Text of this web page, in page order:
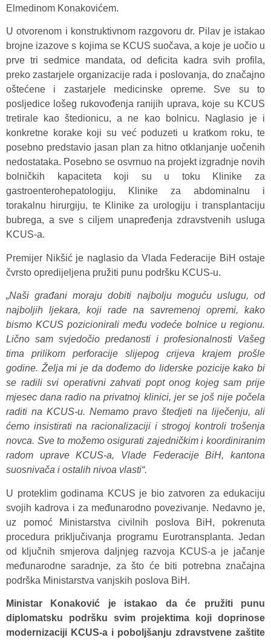
Elmedinom Konakovićem.
U otvorenom i konstruktivnom razgovoru dr. Pilav je istakao
brojne izazove s kojima se KCUS suočava, a koje je uočio u
prve tri sedmice mandata, od deficita kadra svih profila,
preko zastarjele organizacije rada i poslovanja, do značajno
oštećene i zastarjele medicinske opreme. Sve su to
posljedice lošeg rukovođenja ranijih uprava, koje su KCUS
tretirale kao štedionicu, a ne kao bolnicu. Naglasio je i
konkretne korake koji su već poduzeti u kratkom roku, te
posebno predstavio jasan plan za hitno otklanjanje uočenih
nedostataka. Posebno se osvrnuo na projekt izgradnje novih
bolničkih kapaciteta koji su u toku Klinike za
gastroenterohepatologiju, Klinike za abdominalnu i
torakalnu hirurgiju, te Klinike za urologiju i transplantaciju
bubrega, a sve s ciljem unapređenja zdravstvenih usluga
KCUS-a.
Premijer Nikšić je naglasio da Vlada Federacije BiH ostaje
čvrsto opredijeljena pružiti punu podršku KCUS-u.
„Naši građani moraju dobiti najbolju moguću uslugu, od
najboljih ljekara, koji rade na savremenoj opremi, kako
bismo KCUS pozicionirali među vodeće bolnice u regionu.
Lično sam svjedočio predanosti i profesionalnosti Vašeg
tima prilikom perforacije slijepog crijeva krajem prošle
godine. Želja mi je da dođemo do liderske pozicije kako bi
se radili svi operativni zahvati popt onog kojeg sam prije
mjesec dana radio na privatnoj klinici, jer se još nije počela
raditi na KCUS-u. Nemamo pravo štedjeti na liječenju, ali
ćemo insistirati na racionalizaciji i strogoj kontroli trošenja
novca. Sve to možemo osigurati zajedničkim i koordiniranim
radom uprave KCUS-a, Vlade Federacije BiH, kantona
suosnivača i ostalih nivoa vlasti“.
U proteklim godinama KCUS je bio zatvoren za edukaciju
svojih kadrova i za međunarodno povezivanje. Nedavno je,
uz pomoć Ministarstva civilnih poslova BiH, pokrenuta
procedura priključivanja programu Eurotransplanta. Jedan
od ključnih smjerova daljnjeg razvoja KCUS-a je jačanje
međunarodne saradnje, za što će biti potrebna značajna
podrška Ministarstva vanjskih poslova BiH.
Ministar Konaković je istakao da će pružiti punu
diplomatsku podršku svim projektima koji doprinose
modernizaciji KCUS-a i poboljšanju zdravstvene zaštite